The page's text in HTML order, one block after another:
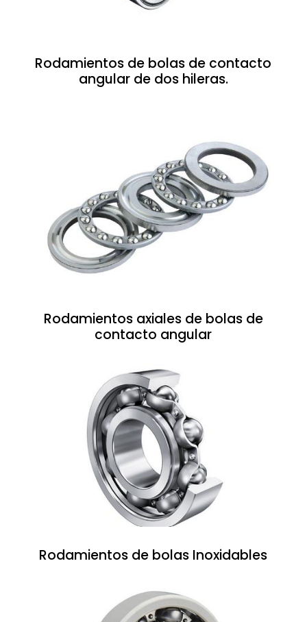
Rodamientos de bolas de contacto
angular de dos hileras.
Rodamientos axiales de bolas de
contacto angular
Rodamientos de bolas Inoxidables